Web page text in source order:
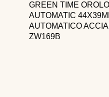
GREEN TIME
AUTOMATIC
AUTOMATICO
ZW169B